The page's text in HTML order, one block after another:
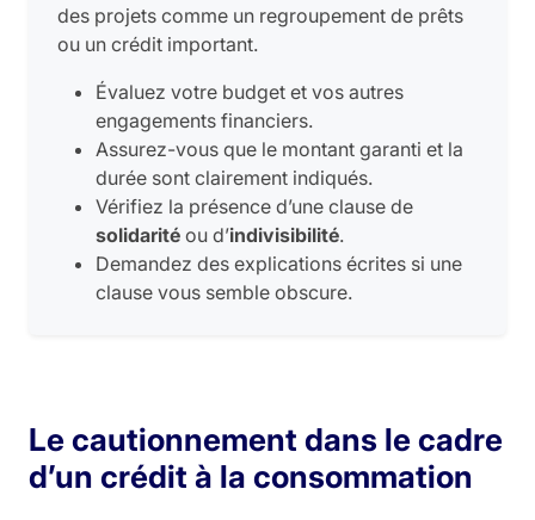
des projets comme un regroupement de prêts
ou un crédit important.
Évaluez votre budget et vos autres
engagements financiers.
Assurez-vous que le montant garanti et la
durée sont clairement indiqués.
Vérifiez la présence d’une clause de
solidarité ou d’indivisibilité.
Demandez des explications écrites si une
clause vous semble obscure.
Le cautionnement dans le cadre
d’un crédit à la consommation